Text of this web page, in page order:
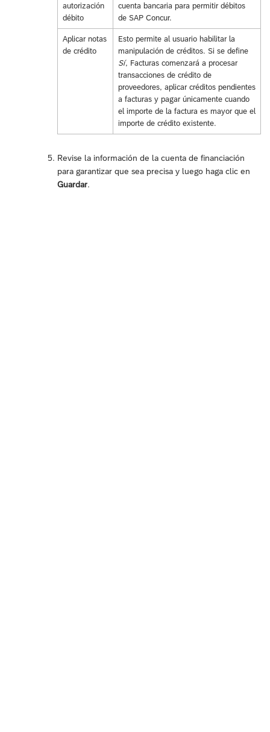
autorización
débito
cuenta bancaria para permitir débitos
de SAP Concur.
Aplicar notas
de crédito
Esto permite al usuario habilitar la
manipulación de créditos. Si se define
Sí, Facturas comenzará a procesar
transacciones de crédito de
proveedores, aplicar créditos pendientes
a facturas y pagar únicamente cuando
el importe de la factura es mayor que el
importe de crédito existente.
Revise la información de la cuenta de financiación
para garantizar que sea precisa y luego haga clic en
Guardar.